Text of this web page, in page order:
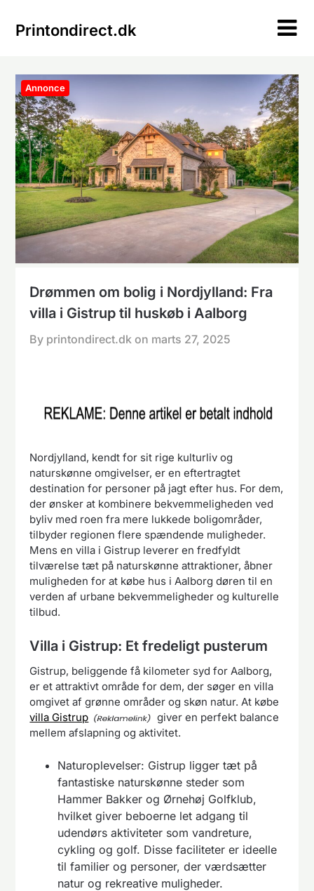
Printondirect.dk
Annonce
Drømmen om bolig i Nordjylland: Fra
villa i Gistrup til huskøb i Aalborg
By printondirect.dk on marts 27, 2025
Nordjylland, kendt for sit rige kulturliv og
naturskønne omgivelser, er en eftertragtet
destination for personer på jagt efter hus. For dem,
der ønsker at kombinere bekvemmeligheden ved
byliv med roen fra mere lukkede boligområder,
tilbyder regionen flere spændende muligheder.
Mens en villa i Gistrup leverer en fredfyldt
tilværelse tæt på naturskønne attraktioner, åbner
muligheden for at købe hus i Aalborg døren til en
verden af urbane bekvemmeligheder og kulturelle
tilbud.
Villa i Gistrup: Et fredeligt pusterum
Gistrup, beliggende få kilometer syd for Aalborg,
er et attraktivt område for dem, der søger en villa
omgivet af grønne områder og skøn natur. At købe
villa Gistrup
giver en perfekt balance
mellem afslapning og aktivitet.
Naturoplevelser: Gistrup ligger tæt på
fantastiske naturskønne steder som
Hammer Bakker og Ørnehøj Golfklub,
hvilket giver beboerne let adgang til
udendørs aktiviteter som vandreture,
cykling og golf. Disse faciliteter er ideelle
til familier og personer, der værdsætter
natur og rekreative muligheder.